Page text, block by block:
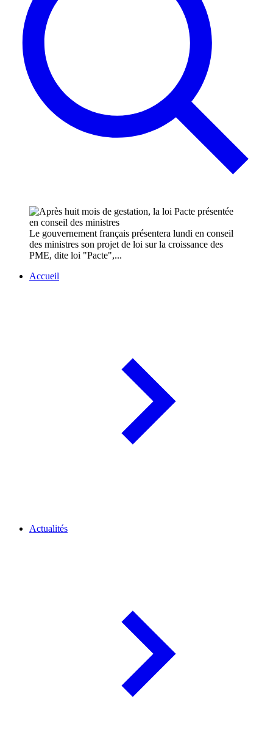
Le gouvernement français présentera lundi en conseil
des ministres son projet de loi sur la croissance des
PME, dite loi "Pacte",...
Accueil
Actualités